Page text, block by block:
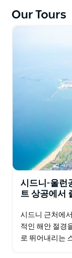
모든 점프는 자격
까지 함께하며
20년 이상 하늘
서 가장 경험이
국내 최대 규모
이며 모든 드롭
처음 스카이다
등 누구에게나
테스트나 나이
스카이다이빙
사진 및 비디오
Our Tours
시드니-울런
트 상공에서
시드니 근처에
적인 해안 절경
로 뛰어내리는